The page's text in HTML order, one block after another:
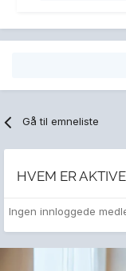
Gå til emneliste
HVEM ER
Ingen innloggede